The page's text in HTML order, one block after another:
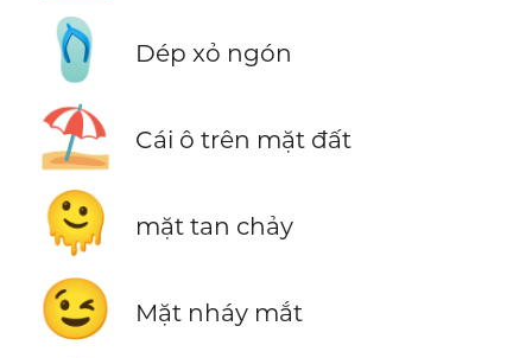
🩴 Dép xỏ ngón
⛱️ Cái ô trên mặt đất
🫠 mặt tan chảy
😉 Mặt nháy mắt